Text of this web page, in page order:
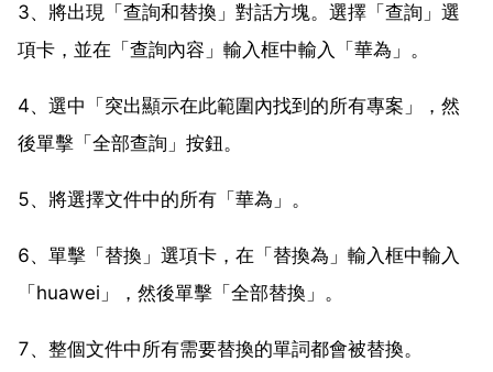
3、將出現「查詢和替換」對話方塊。選擇「查詢」選
項卡，並在「查詢內容」輸入框中輸入「華為」。
4、選中「突出顯示在此範圍內找到的所有專案」，然
後單擊「全部查詢」按鈕。
5、將選擇文件中的所有「華為」。
6、單擊「替換」選項卡，在「替換為」輸入框中輸入
「huawei」，然後單擊「全部替換」。
7、整個文件中所有需要替換的單詞都會被替換。